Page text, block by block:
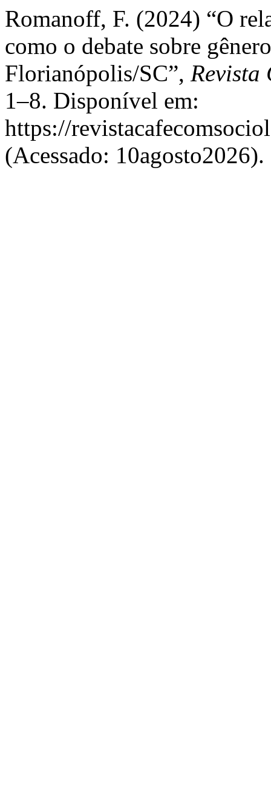
Romanoff, F. (2024) “O
como o debate sobre
Florianópolis/SC”, Revista
1–8. Disponível em:
https://
(Acessado: 10agosto2026).